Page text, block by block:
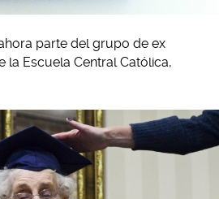
parte del grupo de ex
la Escuela Central Católica,